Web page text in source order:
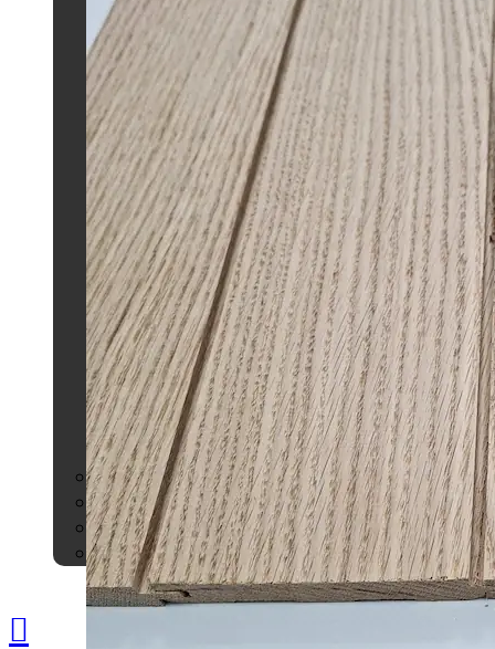
Полок для бани из
дерева Абаш
Термированный
полок из радиаты
Террасная доска из
лиственницы
